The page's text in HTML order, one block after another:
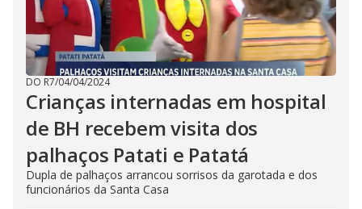
DO R7/04/04/2024
Crianças internadas em hospital
de BH recebem visita dos
palhaços Patati e Patatá
Dupla de palhaços arrancou sorrisos da garotada e dos
funcionários da Santa Casa